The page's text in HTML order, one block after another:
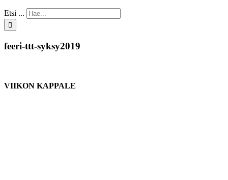
Etsi ...
feeri-ttt-syksy2019
VIIKON KAPPALE